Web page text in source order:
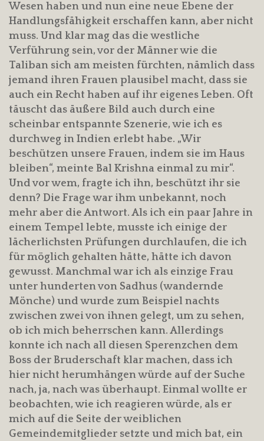
Wesen haben und nun eine neue Ebene der
Handlungsfähigkeit erschaffen kann, aber nicht
muss. Und klar mag das die westliche
Verführung sein, vor der Männer wie die
Taliban sich am meisten fürchten, nämlich dass
jemand ihren Frauen plausibel macht, dass sie
auch ein Recht haben auf ihr eigenes Leben. Oft
täuscht das äußere Bild auch durch eine
scheinbar entspannte Szenerie, wie ich es
durchweg in Indien erlebt habe. „Wir
beschützen unsere Frauen, indem sie im Haus
bleiben“, meinte Bal Krishna einmal zu mir“.
Und vor wem, fragte ich ihn, beschützt ihr sie
denn? Die Frage war ihm unbekannt, noch
mehr aber die Antwort. Als ich ein paar Jahre in
einem Tempel lebte, musste ich einige der
lächerlichsten Prüfungen durchlaufen, die ich
für möglich gehalten hätte, hätte ich davon
gewusst. Manchmal war ich als einzige Frau
unter hunderten von Sadhus (wandernde
Mönche) und wurde zum Beispiel nachts
zwischen zwei von ihnen gelegt, um zu sehen,
ob ich mich beherrschen kann. Allerdings
konnte ich nach all diesen Sperenzchen dem
Boss der Bruderschaft klar machen, dass ich
hier nicht herumhängen würde auf der Suche
nach, ja, nach was überhaupt. Einmal wollte er
beobachten, wie ich reagieren würde, als er
mich auf die Seite der weiblichen
Gemeindemitglieder setzte und mich bat, ein